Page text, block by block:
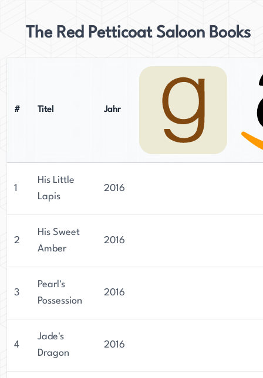
The Red Petticoat Saloon Books
# Titel Jahr
1
His Little
Lapis
2016
2
His Sweet
Amber
2016
3
Pearl's
Possession
2016
4
Jade's
Dragon
2016